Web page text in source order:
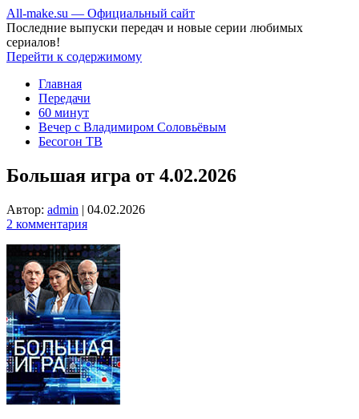
All-make.su — Официальный сайт
Последние выпуски передач и новые серии любимых
сериалов!
Перейти к содержимому
Главная
Передачи
60 минут
Вечер с Владимиром Соловьёвым
Бесогон ТВ
Большая игра от 4.02.2026
Автор: admin | 04.02.2026
2 комментария